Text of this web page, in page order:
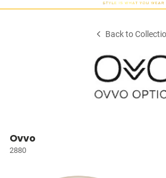
Back to
Ovvo
2880